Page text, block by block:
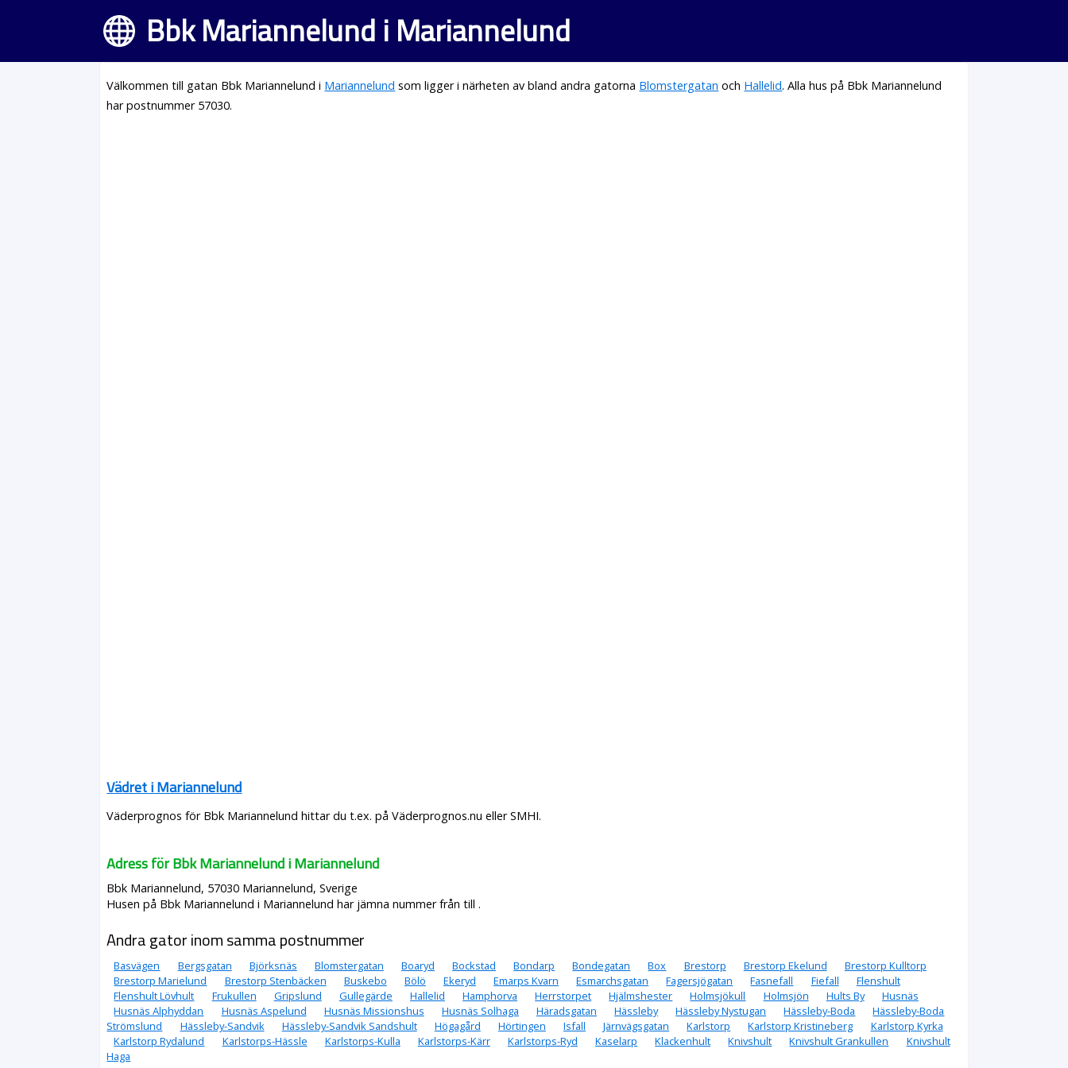
Bbk Mariannelund i Mariannelund
Välkommen till gatan Bbk Mariannelund i Mariannelund som ligger i närheten av bland andra gatorna Blomstergatan och Hallelid. Alla hus på Bbk Mariannelund
har postnummer 57030.
Vädret i Mariannelund
Väderprognos för Bbk Mariannelund hittar du t.ex. på Väderprognos.nu eller SMHI.
Adress för Bbk Mariannelund i Mariannelund
Bbk Mariannelund, 57030 Mariannelund, Sverige
Husen på Bbk Mariannelund i Mariannelund har jämna nummer från till .
Andra gator inom samma postnummer
Basvägen Bergsgatan Björksnäs Blomstergatan Boaryd Bockstad Bondarp Bondegatan Box Brestorp Brestorp Ekelund
Brestorp Kulltorp
Brestorp Marielund
Brestorp Stenbäcken Buskebo Bölö Ekeryd Emarps Kvarn Esmarchsgatan Fagersjögatan Fasnefall Fiefall
Flenshult
Flenshult Lövhult
Frukullen Gripslund Gullegärde Hallelid Hamphorva Herrstorpet Hjälmshester Holmsjökull Holmsjön Hults By
Husnäs
Husnäs Alphyddan
Husnäs Aspelund Husnäs Missionshus Husnäs Solhaga Häradsgatan Hässleby Hässleby Nystugan Hässleby-Boda
Hässleby-Boda
Strömslund
Hässleby-Sandvik Hässleby-Sandvik Sandshult Högagård Hörtingen Isfall Järnvägsgatan Karlstorp Karlstorp Kristineberg
Karlstorp Kyrka
Karlstorp Rydalund
Karlstorps-Hässle Karlstorps-Kulla Karlstorps-Kärr Karlstorps-Ryd Kaselarp Klackenhult Knivshult Knivshult Grankullen
Knivshult
Haga